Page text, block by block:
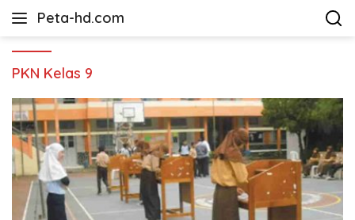
Peta-hd.com
Kumpulan
HD
PKN Kelas 9